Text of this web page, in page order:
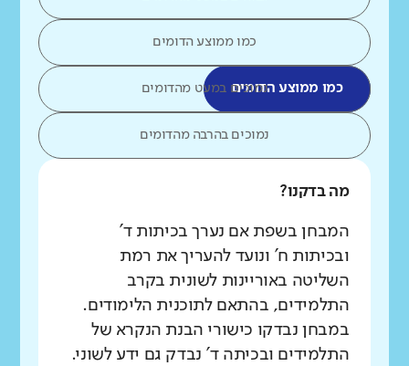
כמו ממוצע הדומים
כמו ממוצע הדומיםנמוכים במעט מהדומים
נמוכים בהרבה מהדומים
מה בדקנו?
המבחן בשפת אם נערך בכיתות ד'
ובכיתות ח' ונועד להעריך את רמת
השליטה באוריינות לשונית בקרב
התלמידים, בהתאם לתוכנית הלימודים.
במבחן נבדקו כישורי הבנת הנקרא של
התלמידים ובכיתה ד' נבדק גם ידע לשוני.